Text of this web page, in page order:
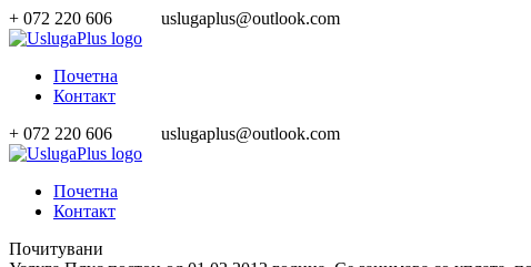
+ 072 220 606 uslugaplus@outlook.com
Почетна
Контакт
+ 072 220 606
uslugaplus@outlook.com
Почетна
Контакт
Почитувани